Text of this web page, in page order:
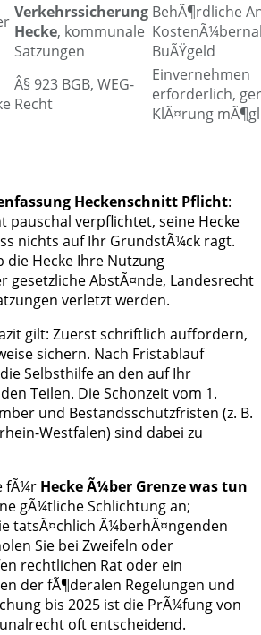
Verkehrssicherung
Hecke, kommunale
Satzungen
BehÃ¶rdliche
BuÃŸgeld
Â§ 923 BGB, WEG-
Recht
Einvernehmen
erforderlich,
KlÃ¤rung
Heckenschnitt Pflicht:
pauschal verpflichtet, seine Hecke
nichts auf Ihr GrundstÃ¼ck ragt.
die Hecke Ihre Nutzung
gesetzliche AbstÃ¤nde, Landesrecht
verletzt werden.
gilt: Zuerst schriftlich auffordern,
sichern. Nach Fristablauf
Selbsthilfe an den auf Ihr
Teilen. Die Schonzeit vom 1.
und Bestandsschutzfristen (z. B.
Westfalen) sind dabei zu
fÃ¼r Hecke Ã¼ber Grenze was tun
gÃ¼tliche Schlichtung an;
tatsÃ¤chlich Ã¼berhÃ¤ngenden
Sie bei Zweifeln oder
rechtlichen Rat oder ein
der fÃ¶deralen Regelungen und
bis 2025 ist die PrÃ¼fung von
oft entscheidend.